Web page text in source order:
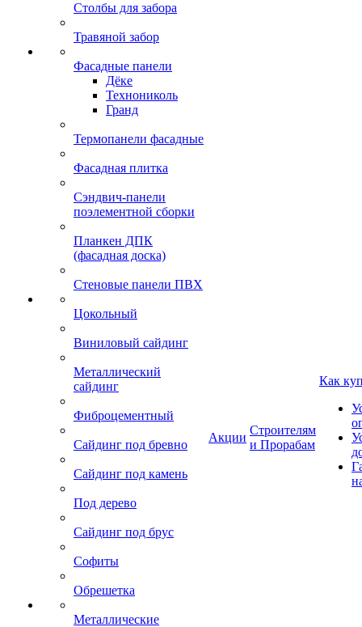
Столбы для забора
Травяной забор
Фасадные панели
Дёке
Технониколь
Гранд
Термопанели фасадные
Фасадная плитка
Сэндвич-панели
поэлементной сборки
Планкен ДПК
(фасадная доска)
Стеновые панели ПВХ
Цокольный
Виниловый сайдинг
Металлический
сайдинг
Фиброцементный
Сайдинг под бревно
Сайдинг под камень
Под дерево
Сайдинг под брус
Софиты
Обрешетка
Металлические
Акции
Строителям
и Прорабам
Как